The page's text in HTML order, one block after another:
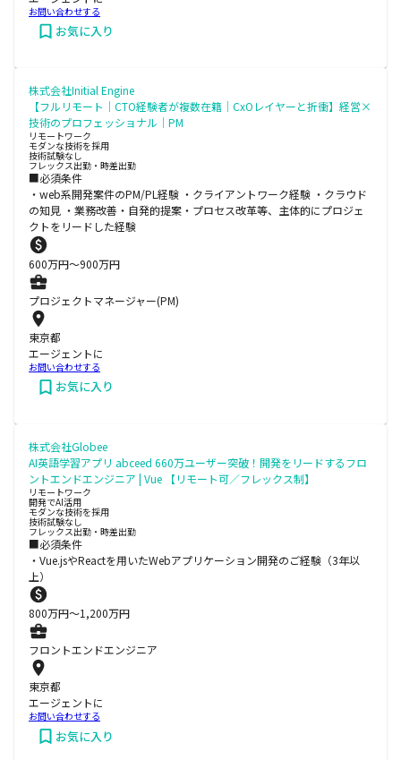
お問い合わせする
お気に入り
株式会社Initial Engine
【フルリモート｜CTO経験者が複数在籍｜CxOレイヤーと折衝】経営×
技術のプロフェッショナル｜PM
リモートワーク
モダンな技術を採用
技術試験なし
フレックス出勤・時差出勤
■必須条件
・web系開発案件のPM/PL経験 ・クライアントワーク経験 ・クラウド
の知見 ・業務改善・自発的提案・プロセス改革等、主体的にプロジェ
クトをリードした経験
600万円〜900万円
プロジェクトマネージャー(PM)
東京都
エージェントに
お問い合わせする
お気に入り
株式会社Globee
AI英語学習アプリ abceed 660万ユーザー突破！開発をリードするフロ
ントエンドエンジニア | Vue 【リモート可／フレックス制】
リモートワーク
開発でAI活用
モダンな技術を採用
技術試験なし
フレックス出勤・時差出勤
■必須条件
・Vue.jsやReactを用いたWebアプリケーション開発のご経験（3年以
上）
800万円〜1,200万円
フロントエンドエンジニア
東京都
エージェントに
お問い合わせする
お気に入り